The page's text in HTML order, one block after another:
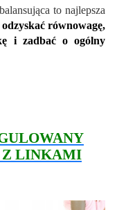
to najlepsza
równowagę,
i zadbać o ogólny
Z LINKAMI